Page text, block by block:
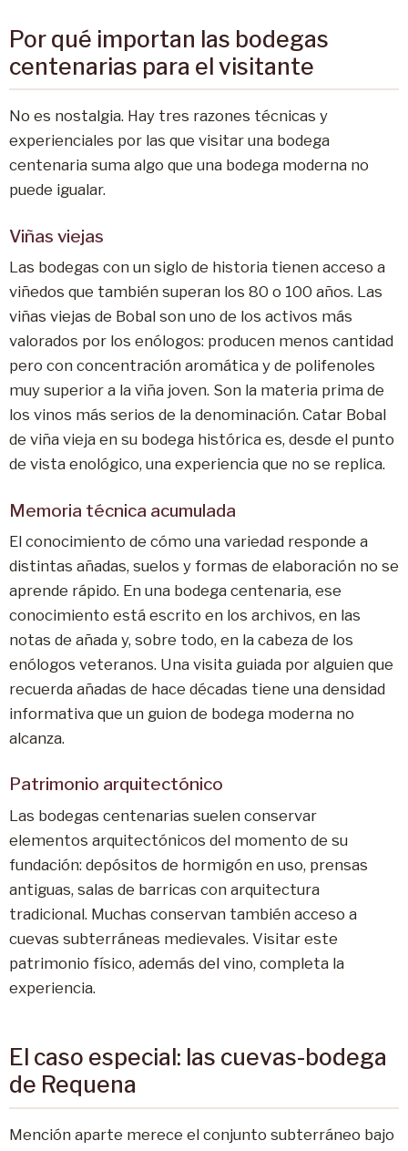
Por qué importan las bodegas
centenarias para el visitante
No es nostalgia. Hay tres razones técnicas y
experienciales por las que visitar una bodega
centenaria suma algo que una bodega moderna no
puede igualar.
Viñas viejas
Las bodegas con un siglo de historia tienen acceso a
viñedos que también superan los 80 o 100 años. Las
viñas viejas de Bobal son uno de los activos más
valorados por los enólogos: producen menos cantidad
pero con concentración aromática y de polifenoles
muy superior a la viña joven. Son la materia prima de
los vinos más serios de la denominación. Catar Bobal
de viña vieja en su bodega histórica es, desde el punto
de vista enológico, una experiencia que no se replica.
Memoria técnica acumulada
El conocimiento de cómo una variedad responde a
distintas añadas, suelos y formas de elaboración no se
aprende rápido. En una bodega centenaria, ese
conocimiento está escrito en los archivos, en las
notas de añada y, sobre todo, en la cabeza de los
enólogos veteranos. Una visita guiada por alguien que
recuerda añadas de hace décadas tiene una densidad
informativa que un guion de bodega moderna no
alcanza.
Patrimonio arquitectónico
Las bodegas centenarias suelen conservar
elementos arquitectónicos del momento de su
fundación: depósitos de hormigón en uso, prensas
antiguas, salas de barricas con arquitectura
tradicional. Muchas conservan también acceso a
cuevas subterráneas medievales. Visitar este
patrimonio físico, además del vino, completa la
experiencia.
El caso especial: las cuevas-bodega
de Requena
Mención aparte merece el conjunto subterráneo bajo